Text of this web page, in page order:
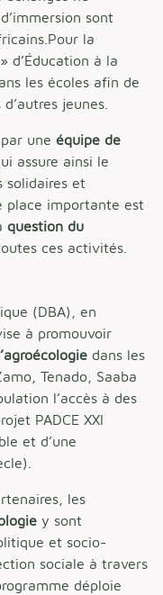
sont
la
d’Éducation à la
les écoles afin de
jeunes.
une équipe de
assure ainsi le
solidaires et
place importante est
question du
ces activités.
(DBA), en
à promouvoir
dans les
Tenado, Saaba
l’accès à des
PADCE XXI
et d’une
les
y sont
et socio-
sociale à travers
déploie